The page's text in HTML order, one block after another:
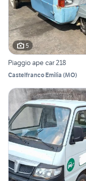
5
Piaggio ape car 218
Castelfranco Emilia (MO)